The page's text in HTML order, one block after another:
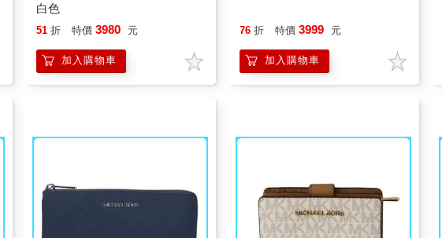
白色
51 折 特價 3980 元
加入購物車
76 折 特價 3999 元
加入購物車